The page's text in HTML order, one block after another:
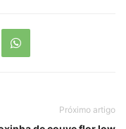
Próximo artigo